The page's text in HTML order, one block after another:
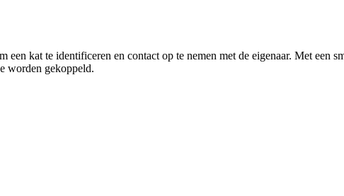
een ​​kat te identificeren en contact op te nemen met de eigenaar. Met
worden gekoppeld.